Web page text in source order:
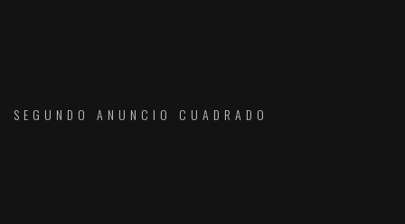
SEGUNDO ANUNCIO CUADRADO